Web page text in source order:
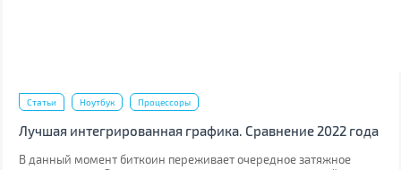
Статьи Ноутбук Процессоры
Лучшая интегрированная графика. Сравнение 2022 года
В данный момент биткоин переживает очередное затяжное